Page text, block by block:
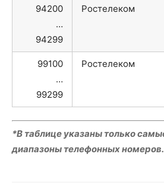
94200
…
94299
Ростелеком
99100
…
99299
Ростелеком
*В таблице указаны только
диапазоны телефонных номеров.